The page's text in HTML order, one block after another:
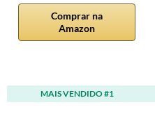
Comprar na
Amazon
MAIS VENDIDO #1